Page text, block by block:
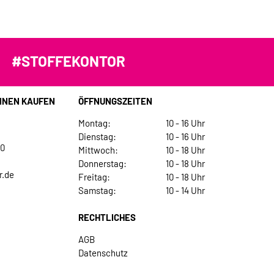
#STOFFEKONTOR
KAUFEN
ÖFFNUNGSZEITEN
Montag:
10 - 16 Uhr
Dienstag:
10 - 16 Uhr
Mittwoch:
10 - 18 Uhr
Donnerstag:
10 - 18 Uhr
Freitag:
10 - 18 Uhr
Samstag:
10 - 14 Uhr
RECHTLICHES
AGB
Datenschutz